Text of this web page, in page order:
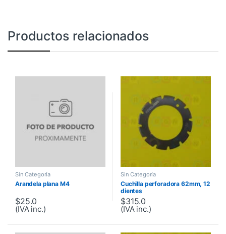
Productos relacionados
Sin Categoría
Arandela plana M4
$25.0
(IVA inc.)
Sin Categoría
Cuchilla perforadora 62mm, 12
dientes
$315.0
(IVA inc.)